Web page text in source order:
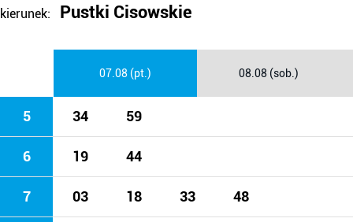
kierunek: Pustki Cisowskie
07.08 (pt.) 08.08 (sob.)
5 34 59
6 19 44
7 03 18 33 48